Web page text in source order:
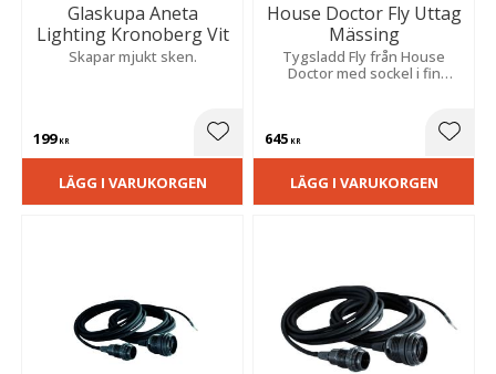
Glaskupa Aneta
Lighting Kronoberg Vit
Skapar mjukt sken.
199KR Lägg till i favoriter
LÄGG I VARUKORGEN
House Doctor Fly Uttag
Mässing
Tygsladd Fly från House
Doctor med sockel i fin
att använda den på många
645 KR
LÄGG I VARUKORGEN